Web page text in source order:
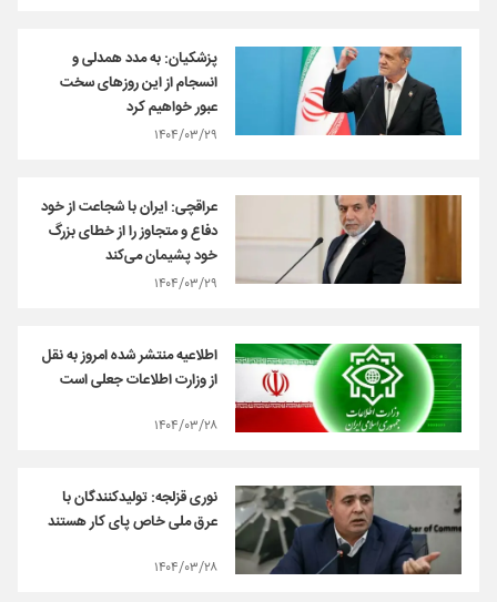
پزشکیان: به مدد همدلی و
انسجام از این روزهای سخت
عبور خواهیم کرد
۱۴۰۴/۰۳/۲۹
عراقچی: ایران با شجاعت از خود
دفاع و متجاوز را از خطای بزرگ
خود پشیمان می‌کند
۱۴۰۴/۰۳/۲۹
اطلاعیه منتشر شده امروز به نقل
از وزارت اطلاعات جعلی است
۱۴۰۴/۰۳/۲۸
نوری قزلجه: تولیدکنندگان با
عرق ملی خاص پای کار هستند
۱۴۰۴/۰۳/۲۸